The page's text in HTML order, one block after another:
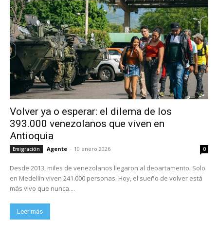
Volver ya o esperar: el dilema de los
393.000 venezolanos que viven en
Antioquia
Emigración Agente - 10 enero 2026 0
Desde 2013, miles de venezolanos llegaron al departamento. Solo
en Medellín viven 241.000 personas. Hoy, el sueño de volver está
más vivo que nunca....
Leer más